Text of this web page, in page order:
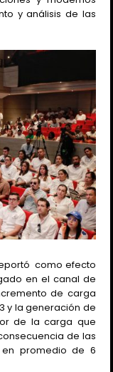
y análisis de las
como efecto
en el canal de
de carga
y la generación de
de la carga que
de las
en promedio de 6